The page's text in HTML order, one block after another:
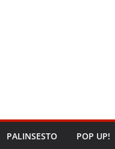
PALINSESTO POP UP!